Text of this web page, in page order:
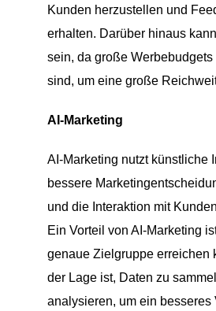
Kunden herzustellen und
erhalten. Darüber hinaus
sein, da große Werbebudgets
sind, um eine große
AI-Marketing
AI-Marketing nutzt künstliche
bessere
und die Interaktion mit
Ein Vorteil von AI-Marketing
genaue Zielgruppe erreichen
der Lage ist, Daten zu
analysieren, um ein besseres